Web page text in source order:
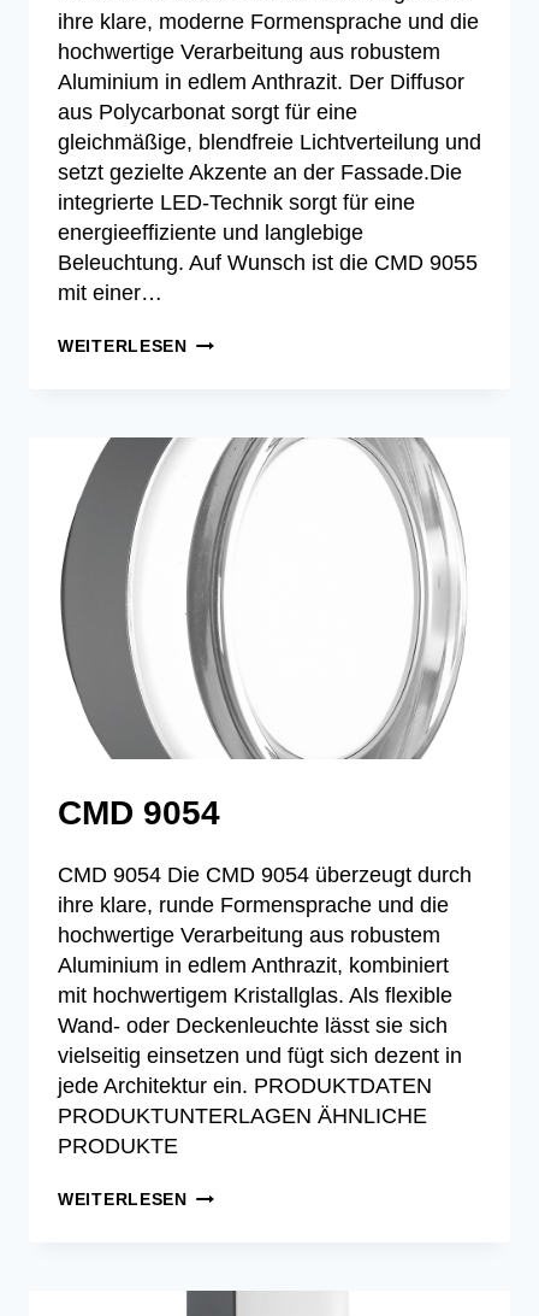
ihre klare, moderne Formensprache und die
hochwertige Verarbeitung aus robustem
Aluminium in edlem Anthrazit. Der Diffusor
aus Polycarbonat sorgt für eine
gleichmäßige, blendfreie Lichtverteilung und
setzt gezielte Akzente an der Fassade.Die
integrierte LED-Technik sorgt für eine
energieeffiziente und langlebige
Beleuchtung. Auf Wunsch ist die CMD 9055
mit einer…
WEITERLESENCMD
CMD 9054
CMD 9054 Die CMD 9054 überzeugt durch
ihre klare, runde Formensprache und die
hochwertige Verarbeitung aus robustem
Aluminium in edlem Anthrazit, kombiniert
mit hochwertigem Kristallglas. Als flexible
Wand- oder Deckenleuchte lässt sie sich
vielseitig einsetzen und fügt sich dezent in
jede Architektur ein. PRODUKTDATEN
PRODUKTUNTERLAGEN ÄHNLICHE
PRODUKTE
WEITERLESENCMD